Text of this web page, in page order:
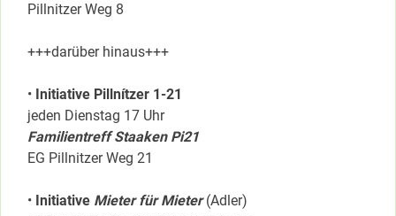
Pillnitzer Weg 8
+++darüber hinaus+++
• Initiative Pillnítzer 1-21
jeden Dienstag 17 Uhr
Familientreff Staaken Pi21
EG Pillnitzer Weg 21
• Initiative Mieter für Mieter(Adler)